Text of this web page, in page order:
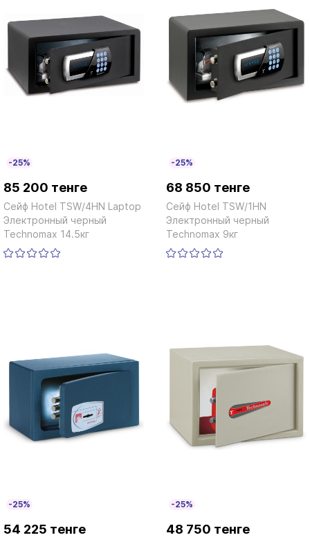
-25%
85 200 тенге
Сейф Hotel TSW/4HN Laptop
Электронный черный
Technomax 14.5кг
-25%
68 850 тенге
Сейф Hotel TSW/1HN
Электронный черный
Technomax 9кг
-25%
54 225 тенге
-25%
48 750 тенге